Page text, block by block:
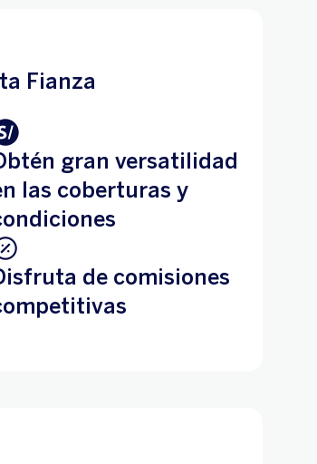
Fianza
gran versatilidad
las coberturas y
de comisiones